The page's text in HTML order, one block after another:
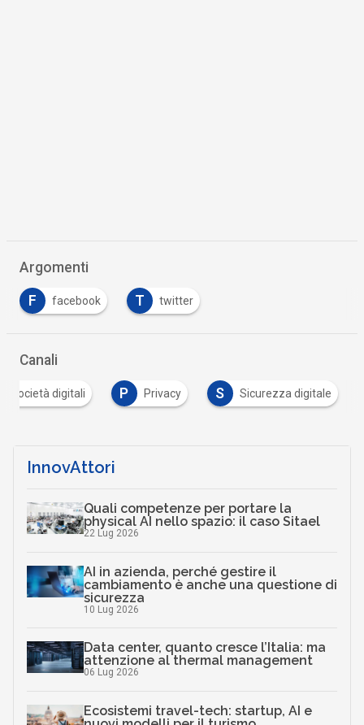
Argomenti
F facebook T twitter
Canali
e società digitali P Privacy S Sicurezza digitale
InnovAttori
Quali competenze per portare la
physical AI nello spazio: il caso Sitael
22 Lug 2026
AI in azienda, perché gestire il
cambiamento è anche una questione di
sicurezza
10 Lug 2026
Data center, quanto cresce l’Italia: ma
attenzione al thermal management
06 Lug 2026
Ecosistemi travel-tech: startup, AI e